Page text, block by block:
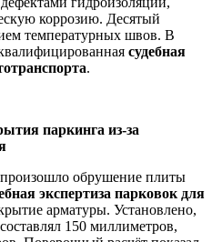
коррозию. Десятый
температурных швов. В
судебная
.
паркинга из-за
обрушение плиты
экспертиза парковок для
арматуры. Установлено,
150 миллиметров,